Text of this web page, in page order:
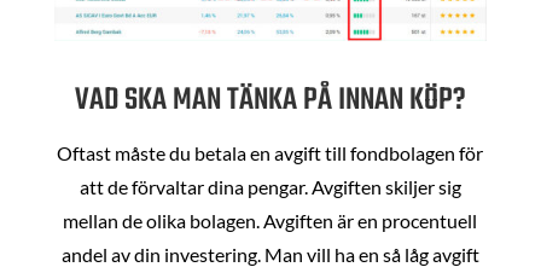
VAD SKA MAN TÄNKA PÅ INNAN KÖP?
Oftast måste du betala en avgift till fondbolagen för
att de förvaltar dina pengar. Avgiften skiljer sig
mellan de olika bolagen. Avgiften är en procentuell
andel av din investering. Man vill ha en så låg avgift